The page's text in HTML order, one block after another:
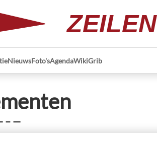
ZEILEN
NieuwsFoto'sAgendaWikiGrib
– —